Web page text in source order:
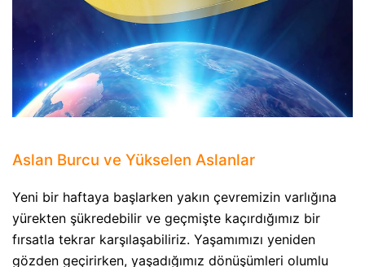
Aslan Burcu ve Yükselen Aslanlar
Yeni bir haftaya başlarken yakın çevremizin varlığına
yürekten şükredebilir ve geçmişte kaçırdığımız bir
fırsatla tekrar karşılaşabiliriz. Yaşamımızı yeniden
gözden geçirirken, yaşadığımız dönüşümleri olumlu